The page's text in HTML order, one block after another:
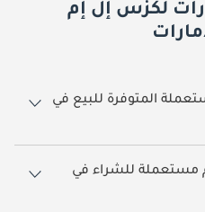
لكزس إل إم
المتوفرة للبيع في
مستعملة للشراء في